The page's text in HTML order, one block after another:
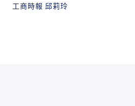
工商時報 邱莉玲